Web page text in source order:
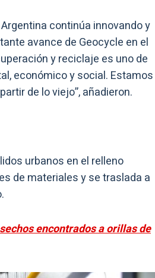
continúa innovando y
avance de Geocycle en el
y reciclaje es uno de
económico y social. Estamos
de lo viejo”, añadieron.
urbanos en el relleno
de materiales y se traslada a
encontrados a orillas de